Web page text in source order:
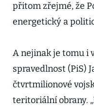
přitom zřejmé, že
energetický a
A nejinak je tomu i
spravedlnost (PiS)
čtvrtmilionové
teritoriální obrany.